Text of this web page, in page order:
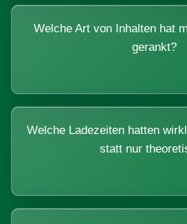
Welche Art von Inhalten hat
gerankt?
Welche Ladezeiten hatten
statt nur